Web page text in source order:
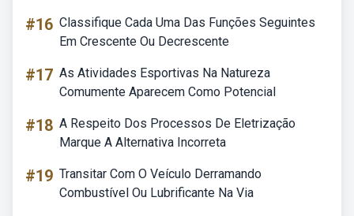
#16 Classifique Cada Uma Das Funções Seguintes
Em Crescente Ou Decrescente
#17 As Atividades Esportivas Na Natureza
Comumente Aparecem Como Potencial
#18 A Respeito Dos Processos De Eletrização
Marque A Alternativa Incorreta
#19 Transitar Com O Veículo Derramando
Combustível Ou Lubrificante Na Via